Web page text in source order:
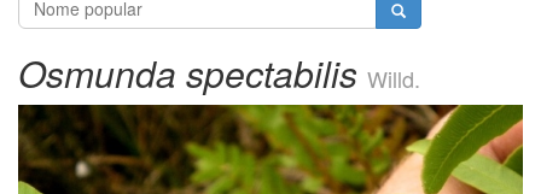
Osmunda spectabilis Willd.